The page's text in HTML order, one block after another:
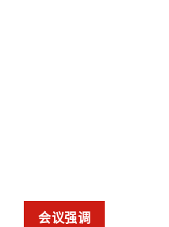
会议强调